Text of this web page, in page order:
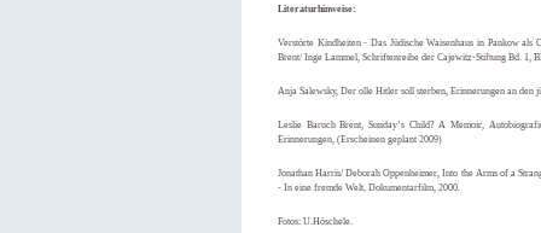
Literaturhinweise:
Verstörte Kindheiten - Das Jüdische Waisenhaus in Pankow
Brent/ Inge Lammel, Schriftenreihe der Cajewitz-Stiftung Bd. 1,
Anja Salewsky, Der olle Hitler soll sterben, Erinnerungen an den
Leslie Baruch Brent, Sunday’s Child? A Memoir,
Erinnerungen, (Erscheinen geplant 2009)
Jonathan Harris/ Deborah Oppenheimer, Into the Arms of a
- In eine fremde Welt, Dokumentarfilm, 2000.
Fotos: U.Höschele.